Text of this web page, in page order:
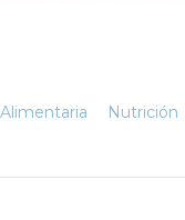
Nutrición